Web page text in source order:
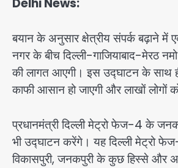
Delhi News:
बयान के अनुसार क्षेत्रीय संपर्क बढ़ाने में
नगर के बीच दिल्ली-गाजियाबाद-मेरठ
की लागत आएगी। इस उद्घाटन के साथ
काफी आसान हो जाएगी और लाखों लोगों
प्रधानमंत्री दिल्ली मेट्रो फेज-4 के
भी उद्घाटन करेंगे। यह दिल्ली मेट्रो
विकासपुरी, जनकपुरी के कुछ हिस्से और